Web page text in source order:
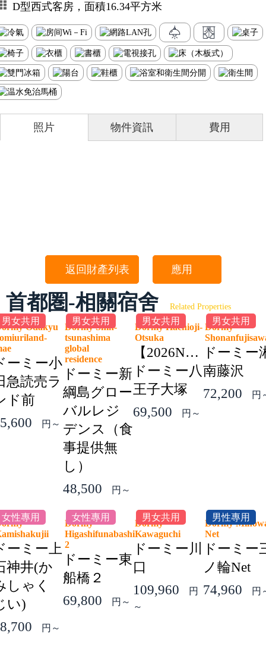
D型西式客房，面積16.34平方米
照片 物件資訊 費用
返回財產列表 應用
首都圏-相關宿舍 Related Properties
男女共用
Odakyu
ーミー小
急読売ラ
ド前
円～
男女共用
Dormy Shin-
tsunashima
global
residence
ドーミー新
綱島グロー
バルレジ
デンス（食
事提供無
し）
48,500
円～
男女共用
Dormy Hachioji-
Otsuka
【2026NEW】
ドーミー八
王子大塚
69,500
円～
男女共用
Dormy
ドーミー
南藤沢
72,200
円
女性專用
ーミー上
神井(か
しゃく
い)
円～
女性專用
Dormy
Higashifunabashi
2
ドーミー東
船橋２
69,800
円～
男女共用
Dormy
Kawaguchi
ドーミー川
口
109,960
円
～
男性專用
Dormy
Net
ドーミー
ノ輪Net
74,960
円